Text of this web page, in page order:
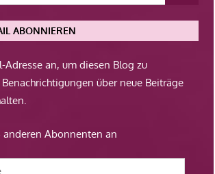
ABONNIEREN
Adresse an, um diesen Blog zu
über neue Beiträge
anderen Abonnenten an